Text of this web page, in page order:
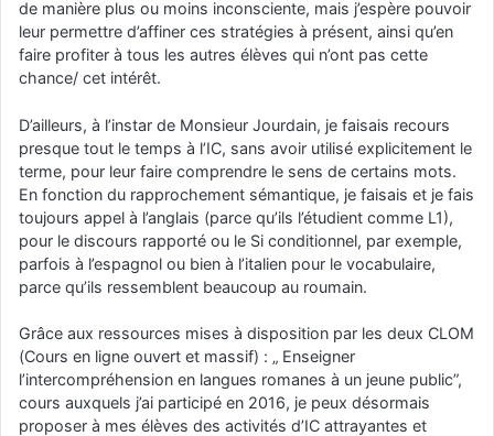
de manière plus ou moins inconsciente, mais j’espère pouvoir
leur permettre d’affiner ces stratégies à présent, ainsi qu’en
faire profiter à tous les autres élèves qui n’ont pas cette
chance/ cet intérêt.
D’ailleurs, à l’instar de Monsieur Jourdain, je faisais recours
presque tout le temps à l’IC, sans avoir utilisé explicitement le
terme, pour leur faire comprendre le sens de certains mots.
En fonction du rapprochement sémantique, je faisais et je fais
toujours appel à l’anglais (parce qu’ils l’étudient comme L1),
pour le discours rapporté ou le Si conditionnel, par exemple,
parfois à l’espagnol ou bien à l’italien pour le vocabulaire,
parce qu’ils ressemblent beaucoup au roumain.
Grâce aux ressources mises à disposition par les deux CLOM
(Cours en ligne ouvert et massif) : „ Enseigner
l’intercompréhension en langues romanes à un jeune public”,
cours auxquels j’ai participé en 2016, je peux désormais
proposer à mes élèves des activités d’IC attrayantes et